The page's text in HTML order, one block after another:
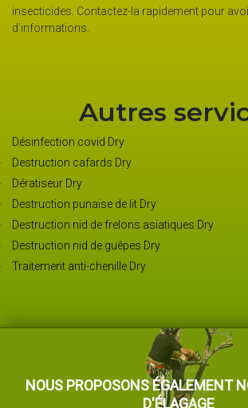
insecticides. Contactez-la rapidement pour
d’informations.
Autres
Désinfection covid Dry
Destruction cafards Dry
Dératiseur Dry
Destruction punaise de lit Dry
Destruction nid de frelons asiatiques Dry
Destruction nid de guêpes Dry
Traitement anti-chenille Dry
NOUS PROPOSONS ÉGALEMENT
D'ÉLAGAGE